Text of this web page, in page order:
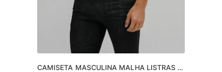
CAMISETA MASCULINA MALHA LISTRAS